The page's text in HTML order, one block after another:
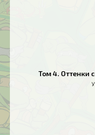
Том 4. Оттенки